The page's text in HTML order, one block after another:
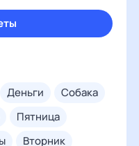
деньги
собака
пятница
вторник